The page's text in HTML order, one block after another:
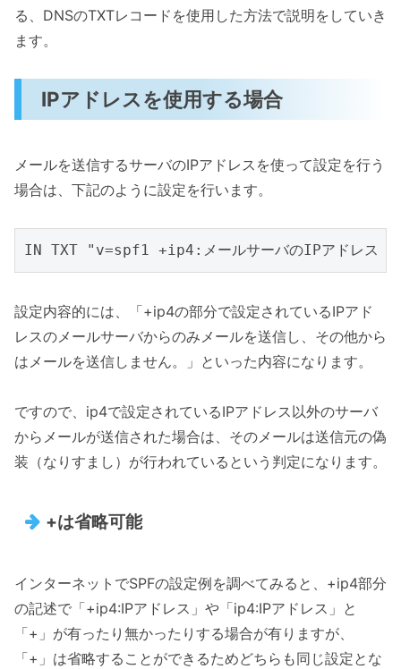
る、DNSのTXTレコードを使用した方法で説明をしていき
ます。
IPアドレスを使用する場合
メールを送信するサーバのIPアドレスを使って設定を行う
場合は、下記のように設定を行います。
設定内容的には、「+ip4の部分で設定されているIPアド
レスのメールサーバからのみメールを送信し、その他から
はメールを送信しません。」といった内容になります。
ですので、ip4で設定されているIPアドレス以外のサーバ
からメールが送信された場合は、そのメールは送信元の偽
装（なりすまし）が行われているという判定になります。
+は省略可能
インターネットでSPFの設定例を調べてみると、+ip4部分
の記述で「+ip4:IPアドレス」や「ip4:IPアドレス」と
「+」が有ったり無かったりする場合が有りますが、
「+」は省略することができるためどちらも同じ設定とな